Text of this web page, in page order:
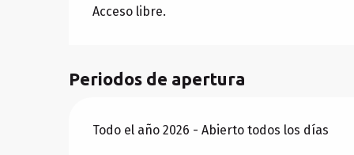
Acceso libre.
Periodos de apertura
Todo el año 2026 - Abierto todos los días